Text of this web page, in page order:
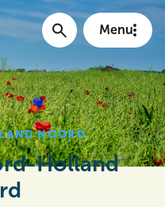
Menu
NOORD
Holland